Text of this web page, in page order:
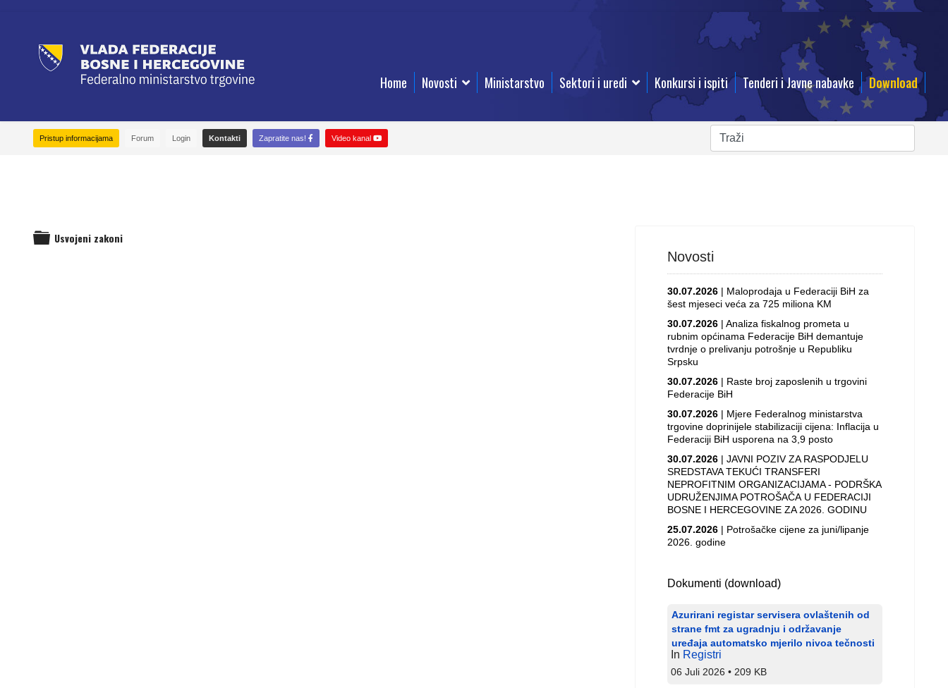
Home Novosti Ministarstvo Sektori i uredi Konkursi i ispiti Tenderi i Javne nabavke Download
Pristup informacijama Forum Login Kontakti Zapratite nas! Video kanal
Usvojeni zakoni
Novosti
30.07.2026 | Maloprodaja u Federaciji BiH za
šest mjeseci veća za 725 miliona KM
30.07.2026 | Analiza fiskalnog prometa u
rubnim općinama Federacije BiH demantuje
tvrdnje o prelivanju potrošnje u Republiku
Srpsku
30.07.2026 | Raste broj zaposlenih u trgovini
Federacije BiH
30.07.2026 | Mjere Federalnog ministarstva
trgovine doprinijele stabilizaciji cijena: Inflacija u
Federaciji BiH usporena na 3,9 posto
30.07.2026 | JAVNI POZIV ZA RASPODJELU
SREDSTAVA TEKUĆI TRANSFERI
NEPROFITNIM ORGANIZACIJAMA - PODRŠKA
UDRUŽENJIMA POTROŠAČA U FEDERACIJI
BOSNE I HERCEGOVINE ZA 2026. GODINU
25.07.2026 | Potrošačke cijene za juni/lipanje
2026. godine
Dokumenti (download)
Azurirani registar servisera ovlaštenih od
strane fmt za ugradnju i održavanje
uređaja automatsko mjerilo nivoa tečnosti
In Registri
06 Juli 2026 209 KB